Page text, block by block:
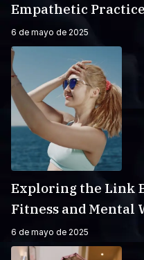
Empathetic
6 de mayo de 2025
Exploring the Link
Fitness and Mental
6 de mayo de 2025